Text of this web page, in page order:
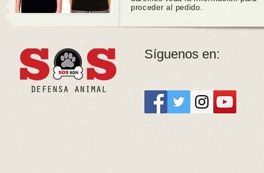
proceder al pedido.
Síguenos en: